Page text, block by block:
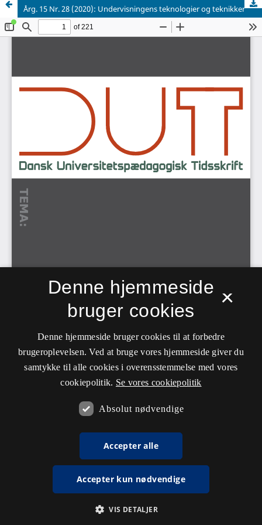
Årg. 15 Nr. 28 (2020): Undervisningens teknologier og teknikker
×
Denne hjemmeside
bruger cookies
Denne hjemmeside bruger cookies til at forbedre
brugeroplevelsen. Ved at bruge vores hjemmeside giver du
samtykke til alle cookies i overensstemmelse med vores
cookiepolitik. Se vores cookiepolitik
Absolut nødvendige
Accepter alle
Accepter kun nødvendige
VIS DETALJER